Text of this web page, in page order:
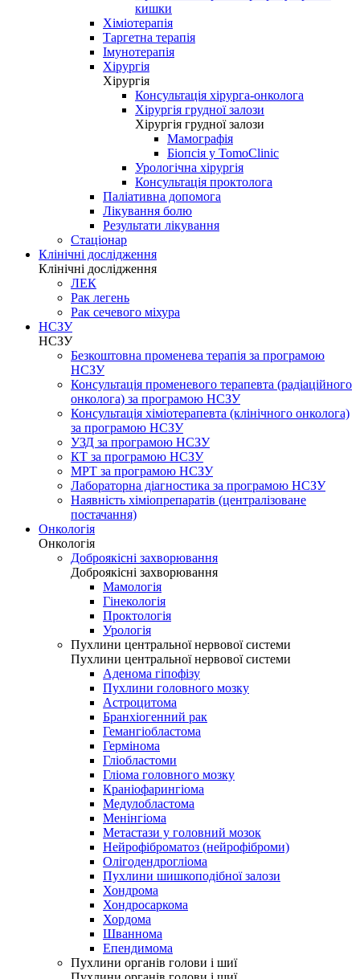
кишки
Хіміотерапія
Таргетна терапія
Імунотерапія
Хірургія
Хірургія
Консультація хірурга-онколога
Хірургія грудної залози
Хірургія грудної залози
Мамографія
Біопсія у TomoClinic
Урологічна хірургія
Консультація проктолога
Паліативна допомога
Лікування болю
Результати лікування
Стаціонар
Клінічні дослідження
Клінічні дослідження
ЛЕК
Рак легень
Рак сечевого міхура
НСЗУ
НСЗУ
Безкоштовна променева терапія за програмою
НСЗУ
Консультація променевого терапевта (радіаційного
онколога) за програмою НСЗУ
Консультація хіміотерапевта (клінічного онколога)
за програмою НСЗУ
УЗД за програмою НСЗУ
КТ за програмою НСЗУ
МРТ за програмою НСЗУ
Лабораторна діагностика за програмою НСЗУ
Наявність хіміопрепаратів (централізоване
постачання)
Онкологія
Онкологія
Доброякісні захворювання
Доброякісні захворювання
Мамологія
Гінекологія
Проктологія
Урологія
Пухлини центральної нервової системи
Пухлини центральної нервової системи
Аденома гіпофізу
Пухлини головного мозку
Астроцитома
Бранхіогенний рак
Гемангіобластома
Гермінома
Гліобластоми
Гліома головного мозку
Краніофарингіома
Медулобластома
Менінгіома
Метастази у головний мозок
Нейрофіброматоз (нейрофіброми)
Олігодендрогліома
Пухлини шишкоподібної залози
Хондрома
Хондросаркома
Хордома
Шваннома
Епендимома
Пухлини органів голови і шиї